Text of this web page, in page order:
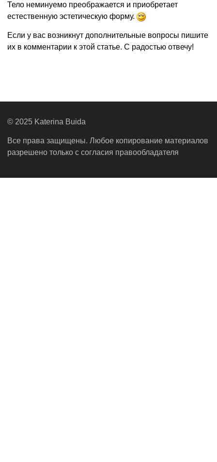
Тело неминуемо преображается и приобретает
естественную эстетическую форму.
Если у вас возникнут дополнительные вопросы пишите
их в комментарии к этой статье. С радостью отвечу!
© 2025 Katerina Buida
Все права защищены. Любое копирование материалов
разрешено только с согласия правообладателя